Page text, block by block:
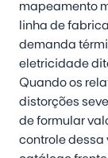
mapeamento
linha de
demanda
eletricidade
Quando os
distorções
de formular
controle